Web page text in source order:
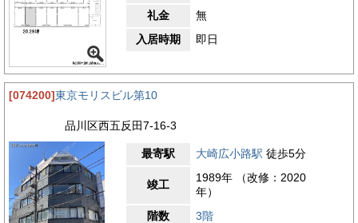
礼金
無
入居時期
即日
[074200]東京モリスビル第10
品川区西五反田7-16-3
最寄駅 大崎広小路駅 徒歩5分
竣工
1989年 （改修：2020
年）
階数
3階